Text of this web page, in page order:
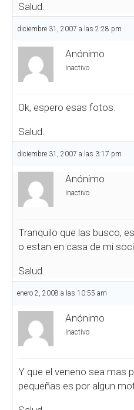
Salud.
diciembre 31, 2007 a las 2:28 pm
Anónimo
Inactivo
Ok, espero esas fotos.
Salud.
diciembre 31, 2007 a las 3:17 pm
Anónimo
Inactivo
Tranquilo que las busco,
o estan en casa de mi
Salud.
enero 2, 2008 a las 10:55 am
Anónimo
Inactivo
Y que el veneno sea mas
pequeñas es por algun